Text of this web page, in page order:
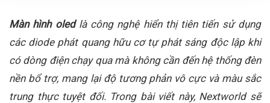
Màn hình oledlà công nghệ hiển thị tiên tiến sử dụng
các diode phát quang hữu cơ tự phát sáng độc lập khi
có dòng điện chạy qua mà không cần đến hệ thống đèn
nền bổ trợ, mang lại độ tương phản vô cực và màu sắc
trung thực tuyệt đối. Trong bài viết này, Nextworld sẽ